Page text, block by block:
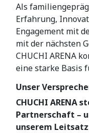
Als
Erfahrung,
Engagement mit
mit der nächsten
CHUCHI ARENA
eine starke Basis
Unser
CHUCHI ARENA
Partnerschaft –
unserem